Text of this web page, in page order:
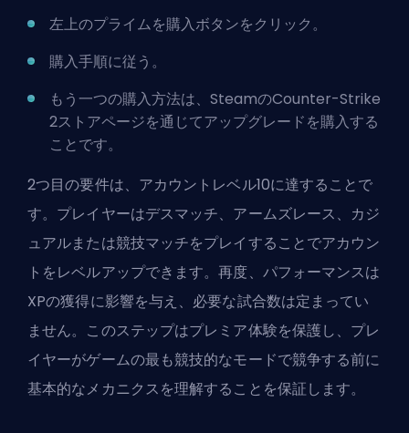
左上のプライムを購入ボタンをクリック。
購入手順に従う。
もう一つの購入方法は、SteamのCounter-Strike
2ストアページを通じてアップグレードを購入する
ことです。
2つ目の要件は、アカウントレベル10に達することで
す。プレイヤーはデスマッチ、アームズレース、カジ
ュアルまたは競技マッチをプレイすることでアカウン
トをレベルアップできます。再度、パフォーマンスは
XPの獲得に影響を与え、必要な試合数は定まってい
ません。このステップはプレミア体験を保護し、プレ
イヤーがゲームの最も競技的なモードで競争する前に
基本的なメカニクスを理解することを保証します。